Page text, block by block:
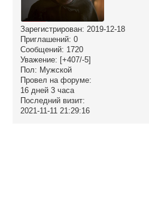
Зарегистрирован: 2019-12-18
Приглашений: 0
Сообщений: 1720
Уважение: [+407/-5]
Пол: Мужской
Провел на форуме:
16 дней 3 часа
Последний визит:
2021-11-11 21:29:16